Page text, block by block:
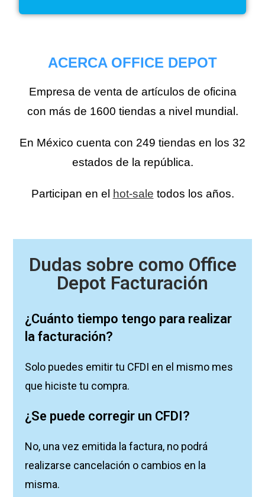
ACERCA OFFICE DEPOT
Empresa de venta de artículos de oficina
con más de 1600 tiendas a nivel mundial.
En México cuenta con 249 tiendas en los 32
estados de la república.
Participan en el hot-sale todos los años.
Dudas sobre como Office
Depot Facturación
¿Cuánto tiempo tengo para realizar
la facturación?
Solo puedes emitir tu CFDI en el mismo mes
que hiciste tu compra.
¿Se puede corregir un CFDI?
No, una vez emitida la factura, no podrá
realizarse cancelación o cambios en la
misma.